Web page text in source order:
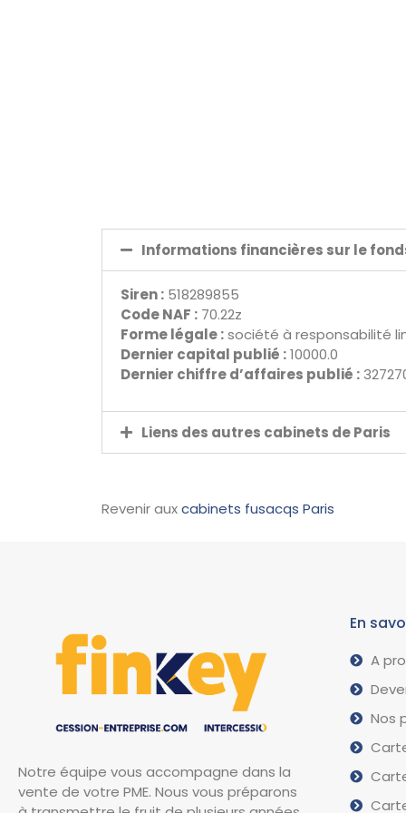
Informations financières sur le
Siren : 518289855
Code NAF : 70.22z
Forme légale :société à responsabilité
Dernier capital publié :10000.0
Dernier chiffre d’affaires publié :
Liens des autres cabinets de Paris
Revenir auxcabinets fusacqs Paris
Notre équipe vous accompagne dans la
vente de votre PME. Nous vous préparons
En
A
Nos